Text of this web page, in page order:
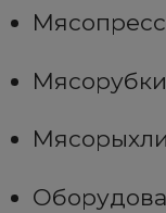
Мясорубки